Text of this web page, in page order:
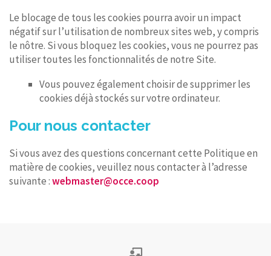
Le blocage de tous les cookies pourra avoir un impact
négatif sur l’utilisation de nombreux sites web, y compris
le nôtre. Si vous bloquez les cookies, vous ne pourrez pas
utiliser toutes les fonctionnalités de notre Site.
Vous pouvez également choisir de supprimer les
cookies déjà stockés sur votre ordinateur.
Pour nous contacter
Si vous avez des questions concernant cette Politique en
matière de cookies, veuillez nous contacter à l’adresse
suivante :webmaster@occe.coop